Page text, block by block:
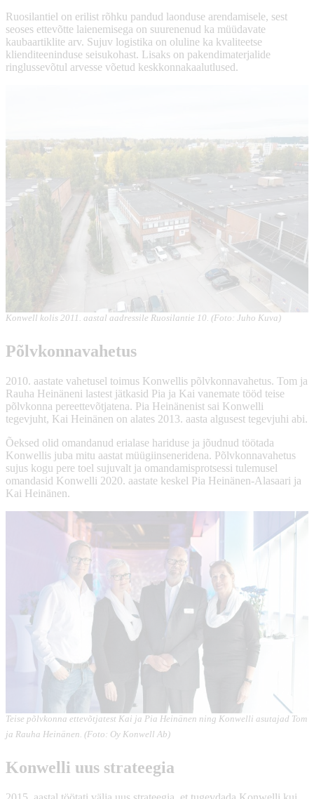
Ruosilantiel on erilist rõhku pandud laonduse arendamisele, sest
seoses ettevõtte laienemisega on suurenenud ka müüdavate
kaubaartiklite arv. Sujuv logistika on oluline ka kvaliteetse
klienditeeninduse seisukohast. Lisaks on pakendimaterjalide
ringlussevõtul arvesse võetud keskkonnakaalutlused.
Konwell kolis 2011. aastal aadressile Ruosilantie 10. (Foto: Juho Kuva)
Põlvkonnavahetus
2010. aastate vahetusel toimus Konwellis põlvkonnavahetus. Tom ja
Rauha Heinäneni lastest jätkasid Pia ja Kai vanemate tööd teise
põlvkonna pereettevõtjatena. Pia Heinänenist sai Konwelli
tegevjuht, Kai Heinänen on alates 2013. aasta algusest tegevjuhi abi.
Õeksed olid omandanud erialase hariduse ja jõudnud töötada
Konwellis juba mitu aastat müügiinseneridena. Põlvkonnavahetus
sujus kogu pere toel sujuvalt ja omandamisprotsessi tulemusel
omandasid Konwelli 2020. aastate keskel Pia Heinänen-Alasaari ja
Kai Heinänen.
Teise põlvkonna ettevõtjatest Kai ja Pia Heinänen ning Konwelli asutajad Tom
ja Rauha Heinänen. (Foto: Oy Konwell Ab)
Konwelli uus strateegia